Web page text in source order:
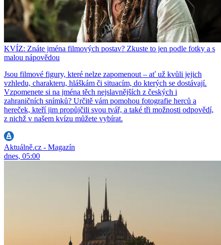
KVÍZ: Znáte jména filmových postav? Zkuste to jen podle fotky a s
malou nápovědou
Jsou filmové figury, které nelze zapomenout – ať už kvůli jejich
vzhledu, charakteru, hláškám či situacím, do kterých se dostávají.
Vzpomenete si na jména těch nejslavnějších z českých i
zahraničních snímků? Určitě vám pomohou fotografie herců a
hereček, kteří jim propůjčili svou tvář, a také tři možnosti odpovědí,
z nichž v našem kvízu můžete vybírat.
Aktuálně.cz - Magazín
dnes, 05:00